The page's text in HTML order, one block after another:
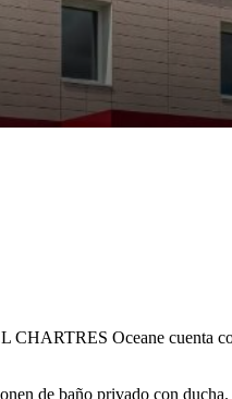
CHARTRES Oceane
de baño privado con ducha.